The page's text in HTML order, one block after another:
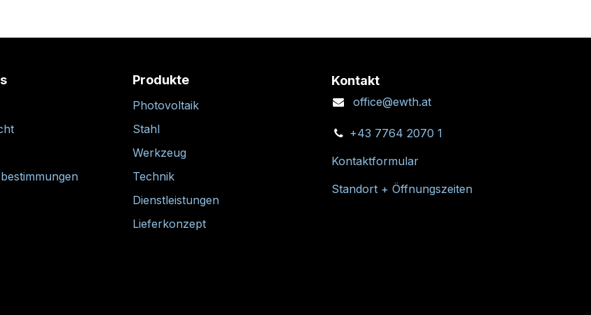
Produkte
Photovoltaik
Stahl
Werkzeug
Technik
Dienstleistungen
Lieferkonzept
Kontakt
office@ewth.at
+43 7764 2070 1
Kontaktformular
Standort + Öffnungszeiten